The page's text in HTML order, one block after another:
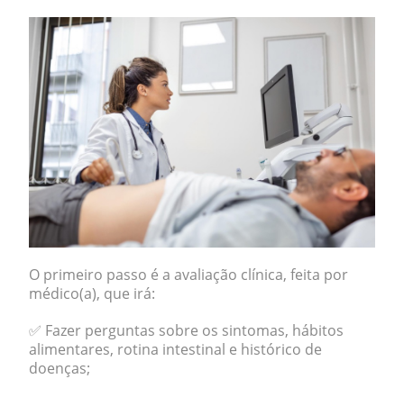
O primeiro passo é a avaliação clínica, feita por
médico(a), que irá:
✅ Fazer perguntas sobre os sintomas, hábitos
alimentares, rotina intestinal e histórico de
doenças;